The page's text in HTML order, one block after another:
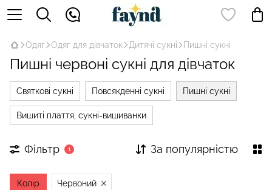
Одяг Одяг для дівчаток Дитячі сукні Пишні сукні
Пишні червоні сукні для дівчаток
Святкові сукні Повсякденні сукні Пишні сукні
Вишиті плаття, сукні-вишиванки
Фільтр 1 За популярністю
Колір Червоний